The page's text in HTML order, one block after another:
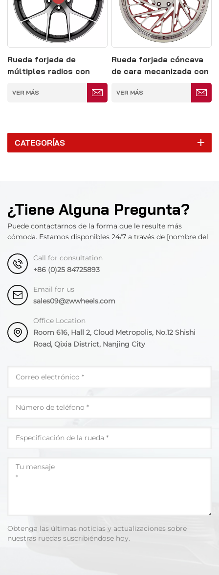
Rueda forjada de
múltiples radios con
pintura gris mate 5*114.3
VER MÁS
Rueda forjada cóncava
de cara mecanizada con
plata brillante, 5 x 127
VER MÁS
CATEGORÍAS
¿Tiene Alguna Pregunta?
Puede contactarnos de la forma que le resulte más
cómoda. Estamos disponibles 24/7 a través de [nombre del
Call for consultation
+86 (0)25 84725893
Email for us
sales09@zwwheels.com
Office Location
Room 616, Hall 2, Cloud Metropolis, No.12 Shishi
Road, Qixia District, Nanjing City
Obtenga las últimas noticias y actualizaciones sobre
nuestras ruedas suscribiéndose hoy.